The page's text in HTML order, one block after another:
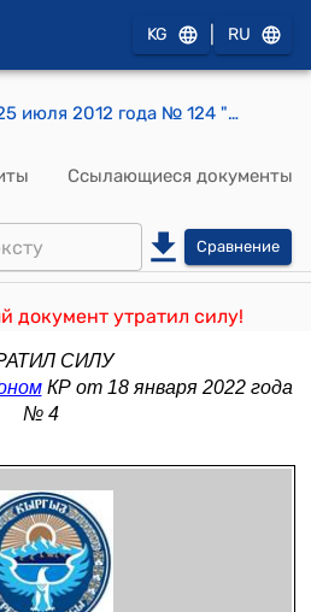
KG RU
Закон КР от 25 июля 2012 года № 124 "О внесении дополнения в Налоговый кодекс Кыргызской Республики"
Ссылающиеся документы
Сравнение
документ утратил силу!